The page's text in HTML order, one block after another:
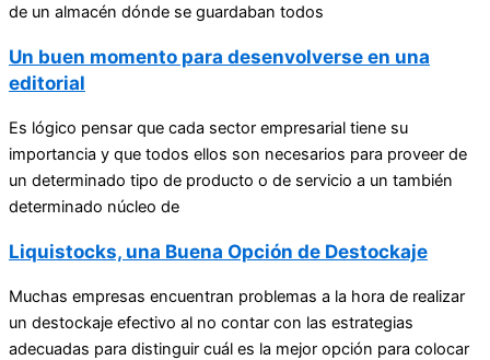
de un almacén dónde se guardaban todos
Un buen momento para desenvolverse en una
editorial
Es lógico pensar que cada sector empresarial tiene su
importancia y que todos ellos son necesarios para proveer de
un determinado tipo de producto o de servicio a un también
determinado núcleo de
Liquistocks, una Buena Opción de Destockaje
Muchas empresas encuentran problemas a la hora de realizar
un destockaje efectivo al no contar con las estrategias
adecuadas para distinguir cuál es la mejor opción para colocar